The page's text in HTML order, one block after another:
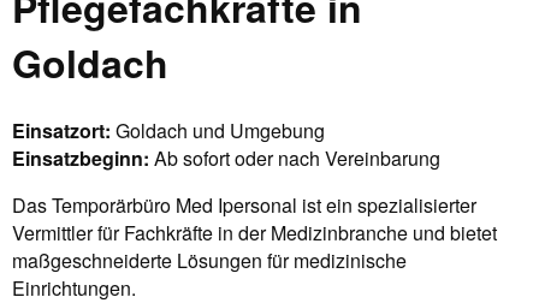
Goldach
Einsatzort: Goldach und Umgebung
Einsatzbeginn: Ab sofort oder nach Vereinbarung
Das Temporärbüro Med Ipersonal ist ein spezialisierter
Vermittler für Fachkräfte in der Medizinbranche und bietet
maßgeschneiderte Lösungen für medizinische
Einrichtungen.